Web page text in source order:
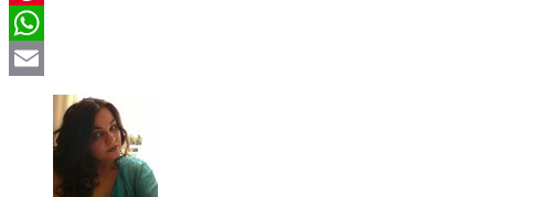
Pinterest
WhatsApp
Email